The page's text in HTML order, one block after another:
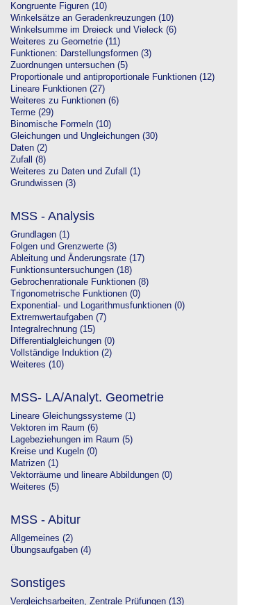
Kongruente Figuren (10)
Winkelsätze an Geradenkreuzungen (10)
Winkelsumme im Dreieck und Vieleck (6)
Weiteres zu Geometrie (11)
Funktionen: Darstellungsformen (3)
Zuordnungen untersuchen (5)
Proportionale und antiproportionale Funktionen (12)
Lineare Funktionen (27)
Weiteres zu Funktionen (6)
Terme (29)
Binomische Formeln (10)
Gleichungen und Ungleichungen (30)
Daten (2)
Zufall (8)
Weiteres zu Daten und Zufall (1)
Grundwissen (3)
MSS - Analysis
Grundlagen (1)
Folgen und Grenzwerte (3)
Ableitung und Änderungsrate (17)
Funktionsuntersuchungen (18)
Gebrochenrationale Funktionen (8)
Trigonometrische Funktionen (0)
Exponential- und Logarithmusfunktionen (0)
Extremwertaufgaben (7)
Integralrechnung (15)
Differentialgleichungen (0)
Vollständige Induktion (2)
Weiteres (10)
MSS- LA/Analyt. Geometrie
Lineare Gleichungssysteme (1)
Vektoren im Raum (6)
Lagebeziehungen im Raum (5)
Kreise und Kugeln (0)
Matrizen (1)
Vektorräume und lineare Abbildungen (0)
Weiteres (5)
MSS - Abitur
Allgemeines (2)
Übungsaufgaben (4)
Sonstiges
Vergleichsarbeiten, Zentrale Prüfungen (13)